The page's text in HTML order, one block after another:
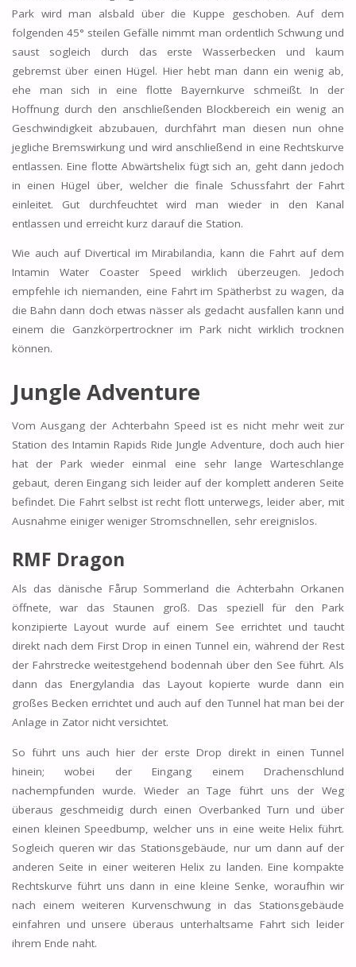
Park wird man alsbald über die Kuppe geschoben. Auf dem
folgenden 45° steilen Gefälle nimmt man ordentlich Schwung und
saust sogleich durch das erste Wasserbecken und kaum
gebremst über einen Hügel. Hier hebt man dann ein wenig ab,
ehe man sich in eine flotte Bayernkurve schmeißt. In der
Hoffnung durch den anschließenden Blockbereich ein wenig an
Geschwindigkeit abzubauen, durchfährt man diesen nun ohne
jegliche Bremswirkung und wird anschließend in eine Rechtskurve
entlassen. Eine flotte Abwärtshelix fügt sich an, geht dann jedoch
in einen Hügel über, welcher die finale Schussfahrt der Fahrt
einleitet. Gut durchfeuchtet wird man wieder in den Kanal
entlassen und erreicht kurz darauf die Station.
Wie auch auf Divertical im Mirabilandia, kann die Fahrt auf dem
Intamin Water Coaster Speed wirklich überzeugen. Jedoch
empfehle ich niemanden, eine Fahrt im Spätherbst zu wagen, da
die Bahn dann doch etwas nässer als gedacht ausfallen kann und
einem die Ganzkörpertrockner im Park nicht wirklich trocknen
können.
Jungle Adventure
Vom Ausgang der Achterbahn Speed ist es nicht mehr weit zur
Station des Intamin Rapids Ride Jungle Adventure, doch auch hier
hat der Park wieder einmal eine sehr lange Warteschlange
gebaut, deren Eingang sich leider auf der komplett anderen Seite
befindet. Die Fahrt selbst ist recht flott unterwegs, leider aber, mit
Ausnahme einiger weniger Stromschnellen, sehr ereignislos.
RMF Dragon
Als das dänische Fårup Sommerland die Achterbahn Orkanen
öffnete, war das Staunen groß. Das speziell für den Park
konzipierte Layout wurde auf einem See errichtet und taucht
direkt nach dem First Drop in einen Tunnel ein, während der Rest
der Fahrstrecke weitestgehend bodennah über den See führt. Als
dann das Energylandia das Layout kopierte wurde dann ein
großes Becken errichtet und auch auf den Tunnel hat man bei der
Anlage in Zator nicht versichtet.
So führt uns auch hier der erste Drop direkt in einen Tunnel
hinein; wobei der Eingang einem Drachenschlund
nachempfunden wurde. Wieder an Tage führt uns der Weg
überaus geschmeidig durch einen Overbanked Turn und über
einen kleinen Speedbump, welcher uns in eine weite Helix führt.
Sogleich queren wir das Stationsgebäude, nur um dann auf der
anderen Seite in einer weiteren Helix zu landen. Eine kompakte
Rechtskurve führt uns dann in eine kleine Senke, woraufhin wir
nach einem weiteren Kurvenschwung in das Stationsgebäude
einfahren und unsere überaus unterhaltsame Fahrt sich leider
ihrem Ende naht.